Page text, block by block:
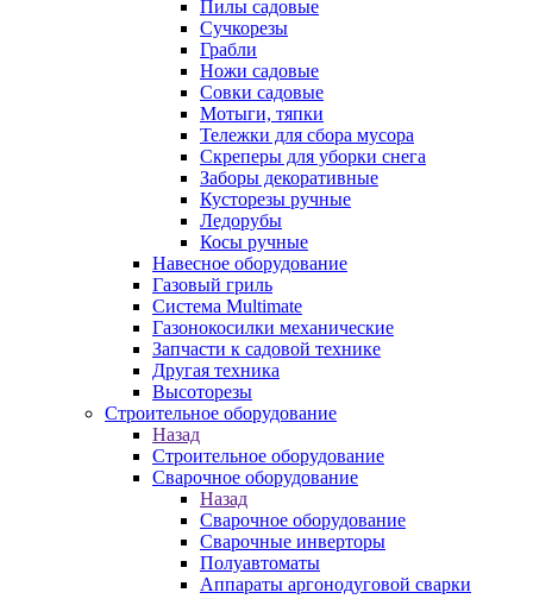
Пилы садовые
Сучкорезы
Грабли
Ножи садовые
Совки садовые
Мотыги, тяпки
Тележки для сбора мусора
Скреперы для уборки снега
Заборы декоративные
Кусторезы ручные
Ледорубы
Косы ручные
Навесное оборудование
Газовый гриль
Система Multimate
Газонокосилки механические
Запчасти к садовой технике
Другая техника
Высоторезы
Строительное оборудование
Назад
Строительное оборудование
Сварочное оборудование
Назад
Сварочное оборудование
Сварочные инверторы
Полуавтоматы
Аппараты аргонодуговой сварки